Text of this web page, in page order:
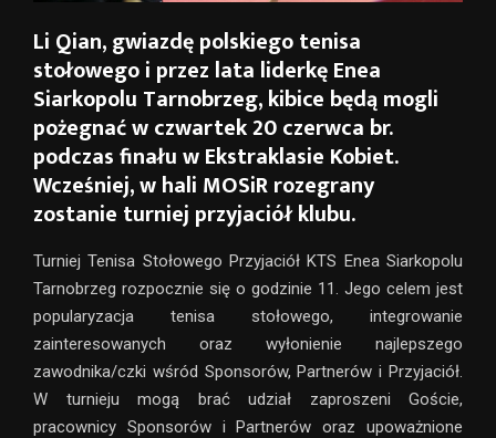
Li Qian, gwiazdę polskiego tenisa
stołowego i przez lata liderkę Enea
Siarkopolu Tarnobrzeg, kibice będą mogli
pożegnać w czwartek 20 czerwca br.
podczas finału w Ekstraklasie Kobiet.
Wcześniej, w hali MOSiR rozegrany
zostanie turniej przyjaciół klubu.
Turniej Tenisa Stołowego Przyjaciół KTS Enea Siarkopolu
Tarnobrzeg rozpocznie się o godzinie 11. Jego celem jest
popularyzacja tenisa stołowego, integrowanie
zainteresowanych oraz wyłonienie najlepszego
zawodnika/czki wśród Sponsorów, Partnerów i Przyjaciół.
W turnieju mogą brać udział zaproszeni Goście,
pracownicy Sponsorów i Partnerów oraz upoważnione